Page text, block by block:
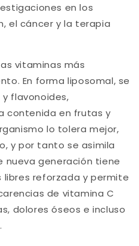
en los
el cáncer y la terapia
vitaminas más
En forma liposomal, se
flavonoides,
contenida en frutas y
lo tolera mejor,
y por tanto se asimila
nueva generación tiene
reforzada y permite
de vitamina C
dolores óseos e incluso